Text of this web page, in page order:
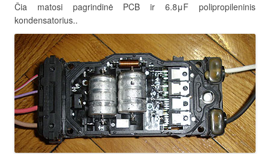
Čia matosi pagrindinė PCB ir 6.8μF polipropileninis
kondensatorius..